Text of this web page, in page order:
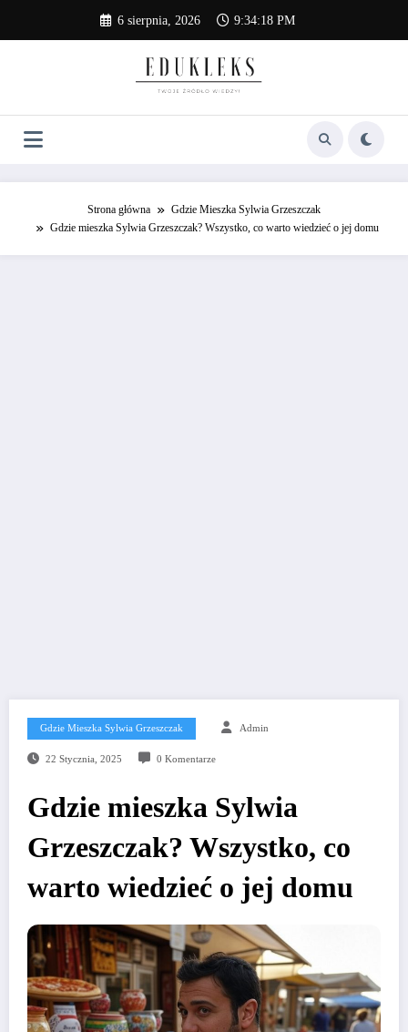
content
6 sierpnia, 2026 9:34:19 PM
Strona główna
Gdzie Mieszka Sylwia Grzeszczak
Gdzie mieszka Sylwia Grzeszczak? Wszystko, co warto wiedzieć o jej domu
Gdzie Mieszka Sylwia Grzeszczak Admin
22 Stycznia, 2025 0 Komentarze
Gdzie mieszka Sylwia
Grzeszczak? Wszystko, co
warto wiedzieć o jej domu